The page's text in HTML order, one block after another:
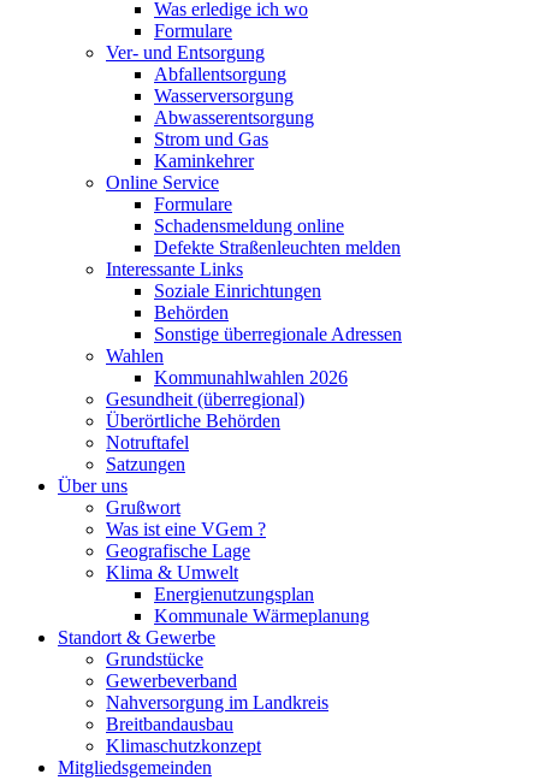
Was erledige ich wo
Formulare
Ver- und Entsorgung
Abfallentsorgung
Wasserversorgung
Abwasserentsorgung
Strom und Gas
Kaminkehrer
Online Service
Formulare
Schadensmeldung online
Defekte Straßenleuchten melden
Interessante Links
Soziale Einrichtungen
Behörden
Sonstige überregionale Adressen
Wahlen
Kommunahlwahlen 2026
Gesundheit (überregional)
Überörtliche Behörden
Notruftafel
Satzungen
Über uns
Grußwort
Was ist eine VGem ?
Geografische Lage
Klima & Umwelt
Energienutzungsplan
Kommunale Wärmeplanung
Standort & Gewerbe
Grundstücke
Gewerbeverband
Nahversorgung im Landkreis
Breitbandausbau
Klimaschutzkonzept
Mitgliedsgemeinden